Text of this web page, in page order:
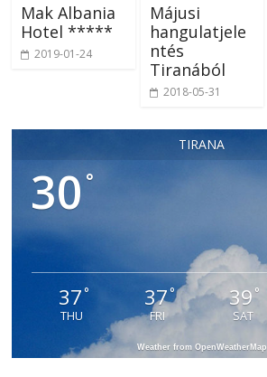
Mak Albania
Hotel *****
2019-01-24
Májusi
hangulatjele
ntés
Tiranából
2018-05-31
TIRANA
30 °
37°
THU
37°
FRI
39 °
SAT
Weather from OpenWeatherMap